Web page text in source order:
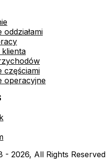
oddziałami
klienta
częściami
operacyjne
- 2026, All Rights Reserved